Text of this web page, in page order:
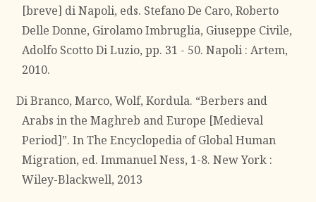
[breve] di Napoli, eds. Stefano De Caro, Roberto
Delle Donne, Girolamo Imbruglia, Giuseppe Civile,
Adolfo Scotto Di Luzio, pp. 31 - 50. Napoli : Artem,
2010.
Di Branco, Marco, Wolf, Kordula. “Berbers and
Arabs in the Maghreb and Europe [Medieval
Period]”. In The Encyclopedia of Global Human
Migration, ed. Immanuel Ness, 1-8. New York :
Wiley-Blackwell, 2013